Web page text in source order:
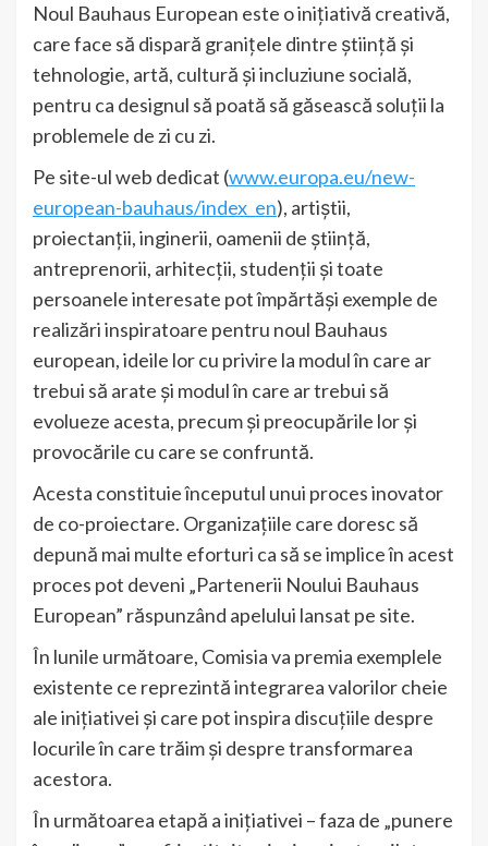
Noul Bauhaus European este o inițiativă creativă,
care face să dispară granițele dintre știință și
tehnologie, artă, cultură și incluziune socială,
pentru ca designul să poată să găsească soluții la
problemele de zi cu zi.
Pe site-ul web dedicat (www.europa.eu/new-
european-bauhaus/index_en), artiștii,
proiectanții, inginerii, oamenii de știință,
antreprenorii, arhitecții, studenții și toate
persoanele interesate pot împărtăși exemple de
realizări inspiratoare pentru noul Bauhaus
european, ideile lor cu privire la modul în care ar
trebui să arate și modul în care ar trebui să
evolueze acesta, precum și preocupările lor și
provocările cu care se confruntă.
Acesta constituie începutul unui proces inovator
de co-proiectare. Organizațiile care doresc să
depună mai multe eforturi ca să se implice în acest
proces pot deveni „Partenerii Noului Bauhaus
European” răspunzând apelului lansat pe site.
În lunile următoare, Comisia va premia exemplele
existente ce reprezintă integrarea valorilor cheie
ale inițiativei și care pot inspira discuțiile despre
locurile în care trăim și despre transformarea
acestora.
În următoarea etapă a inițiativei – faza de „punere